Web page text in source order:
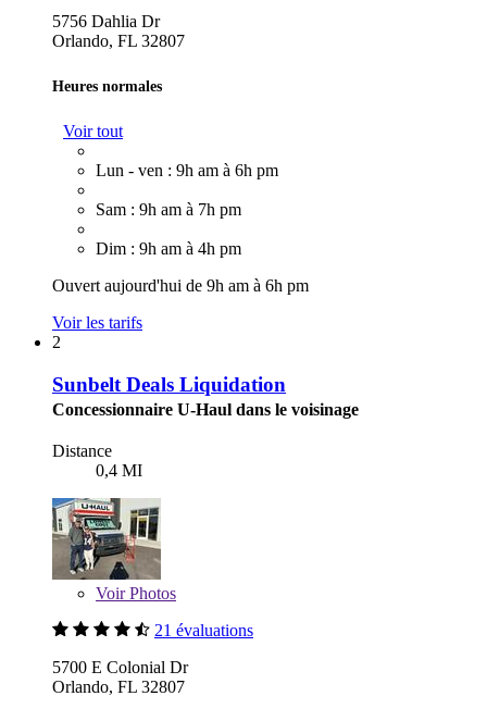
5756 Dahlia Dr
Orlando, FL 32807
Heures normales
Voir tout
Lun - ven : 9h am à 6h pm
Sam : 9h am à 7h pm
Dim : 9h am à 4h pm
Ouvert aujourd'hui de 9h am à 6h pm
Voir les tarifs
2
Sunbelt Deals Liquidation
Concessionnaire U-Haul dans le voisinage
Distance
0,4 MI
VoirPhotos
21 évaluations
5700 E Colonial Dr
Orlando, FL 32807